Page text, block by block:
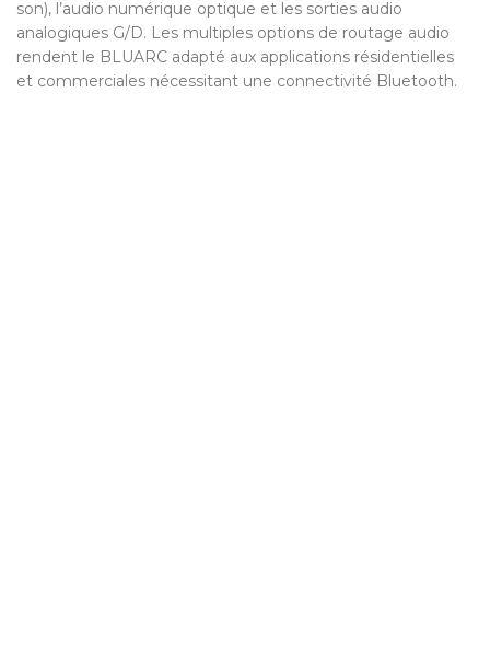
son), l’audio numérique optique et les sorties audio
analogiques G/D. Les multiples options de routage audio
rendent le BLUARC adapté aux applications résidentielles
et commerciales nécessitant une connectivité Bluetooth.